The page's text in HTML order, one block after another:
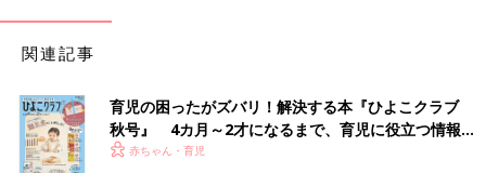
関連記事
育児の困ったがズバリ！解決する本『ひよこクラブ
秋号』 4カ月～2才になるまで、育児に役立つ情報が
いっぱい！
赤ちゃん・育児